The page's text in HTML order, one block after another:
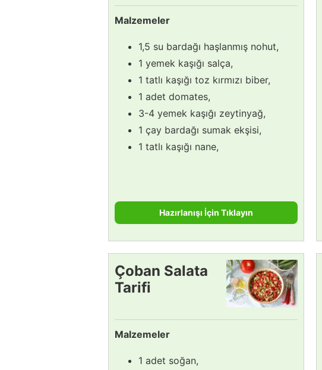
Malzemeler
1,5 su bardağı haşlanmış nohut,
1 yemek kaşığı salça,
1 tatlı kaşığı toz kırmızı biber,
1 adet domates,
3-4 yemek kaşığı zeytinyağ,
1 çay bardağı sumak ekşisi,
1 tatlı kaşığı nane,
Hazırlanışı İçin Tıklayın
Çoban Salata
Tarifi
Malzemeler
1 adet soğan,